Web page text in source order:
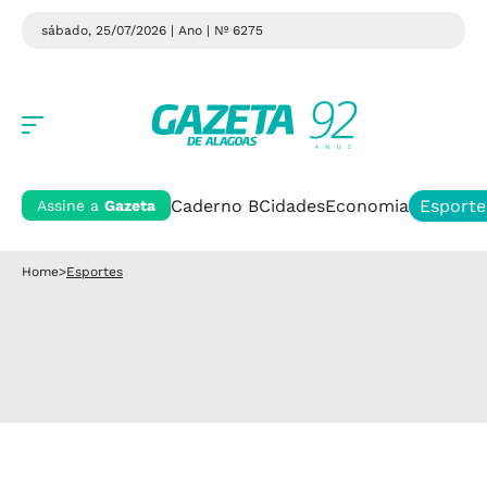
sábado, 25/07/2026 | Ano | Nº 6275
Assine a Gazeta Caderno BCidadesEconomia
Home>Esportes